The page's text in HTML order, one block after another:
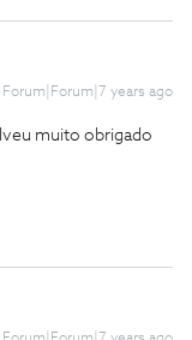
Forum|Forum|7 years ago
muito obrigado